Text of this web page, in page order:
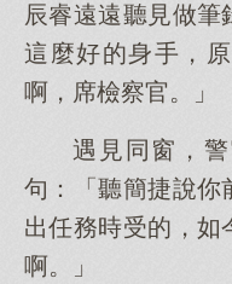
辰睿遠遠聽見做筆
這麼好的身手，
啊，席檢察官。」
遇見同窗，
句：「聽簡捷說你
出任務時受的，如
啊。」